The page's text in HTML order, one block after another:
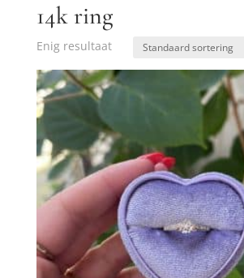
14k ring
Enig resultaat